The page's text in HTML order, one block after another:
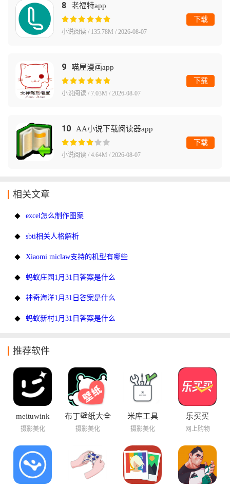
8 老福特app
小说阅读 / 135.78M / 2026-08-07
下载
9 喵屋漫画app
小说阅读 / 7.03M / 2026-08-07
下载
10 AA小说下载阅读器app
小说阅读 / 4.64M / 2026-08-07
下载
相关文章
excel怎么制作图案
sbti相关人格解析
Xiaomi miclaw支持的机型有哪些
蚂蚁庄园1月31日答案是什么
神奇海洋1月31日答案是什么
蚂蚁新村1月31日答案是什么
推荐软件
meituwink
摄影美化
布丁壁纸大全
摄影美化
米库工具
摄影美化
乐买买
网上购物